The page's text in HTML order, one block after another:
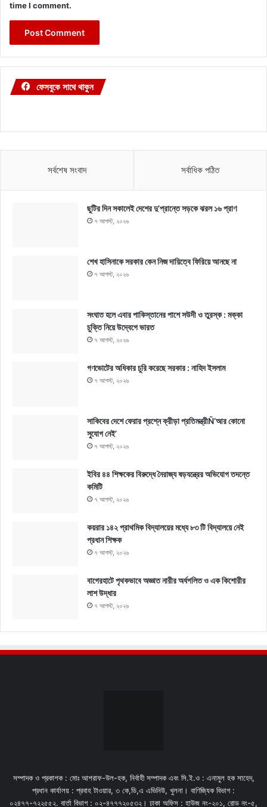
time I comment.
ফেসবুকে সাথে থাকুন
সর্বশেষ সংবাদ সর্বাধিক পঠিত
ছুটির দিন সকালেই দেশের দু’প্রান্তে সড়কে ঝরল ১৬ প্রাণ
৭ আগস্ট, ২০২৬
শেখ হাসিনাকে সরকার কেন নিজ দায়িত্বে ফিরিয়ে আনছে না
৭ আগস্ট, ২০২৬
সংঘাত হলে এবার পাকিস্তানের পাশে সউদী ও তুরস্ক : মক্কা
চুক্তি নিয়ে উদ্বেগে ভারত
৭ আগস্ট, ২০২৬
গণভোটের অধিকার চুরি করেছে সরকার : নাহিদ ইসলাম
৭ আগস্ট, ২০২৬
সাকিবের দেশে ফেরার প্রশ্নে ক্রীড়া প্রতিমন্ত্রীÑ‘আর কোনো
সুযোগ নেই’
৭ আগস্ট, ২০২৬
ইবির ৪৪ শিক্ষকের বিরুদ্ধে নৈরাজ্য ষড়যন্ত্রের অভিযোগ তদন্তে
কমিটি
৭ আগস্ট, ২০২৬
কয়রার ১৪২ প্রাথমিক বিদ্যালয়ের মধ্যে ৮৩ টি বিদ্যালয়ে নেই
প্রধান শিক্ষক
৭ আগস্ট, ২০২৬
বাগেরহাটে পৃথকভাবে অজ্ঞাত নারীর অর্ধগলিত ও এক কিশোরীর
লাশ উদ্ধার
৭ আগস্ট, ২০২৬
সম্পাদক ও প্রকাশক : মোঃ আশরাফ-উল-হক, নির্বাহী সম্পাদক এবং সি.ই.ও : এনামুল হক সাহেদ,
প্রধান কার্যালয় : প্রবাহ টাওয়ার, ৩ কে,ডি,এ এভিনিউ, খুলনা। বাণিজ্যিক বিভাগ :
০২৪৭৭-৭২২৫৫২. বার্তা বিভাগ : ০২-৪৭৭৭২০৫৩২। ঢাকা অফিস : হাউজ নং-২০১, রোড নং-৫,